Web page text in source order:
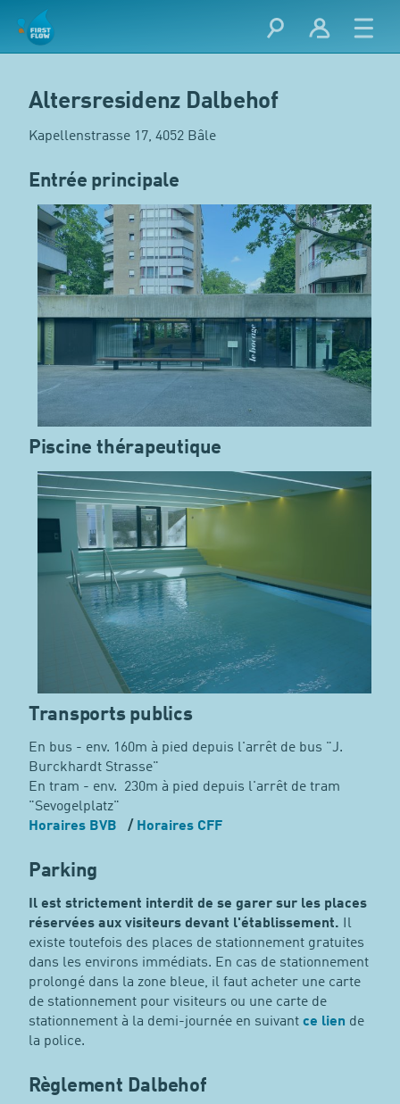
Altersresidenz Dalbehof
Kapellenstrasse 17, 4052 Bâle
Entrée principale
Piscine thérapeutique
Transports publics
En bus - env. 160m à pied depuis l'arrêt de bus "J.
Burckhardt Strasse"
En tram - env. 230m à pied depuis l'arrêt de tram
"Sevogelplatz"
Horaires BVB / Horaires CFF
Parking
Il est strictement interdit de se garer sur les places
réservées aux visiteurs devant l'établissement. Il
existe toutefois des places de stationnement gratuites
dans les environs immédiats. En cas de stationnement
prolongé dans la zone bleue, il faut acheter une carte
de stationnement pour visiteurs ou une carte de
stationnement à la demi-journée en suivant ce lien de
la police.
Règlement Dalbehof